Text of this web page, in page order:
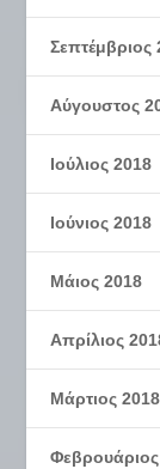
Σεπτέμβριος
Αύγουστος
Ιούλιος 2018
Ιούνιος 2018
Μάιος 2018
Απρίλιος
Μάρτιος 2018